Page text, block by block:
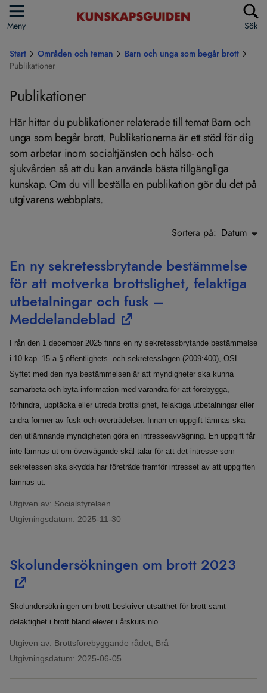
Meny Sök
Start Områden och teman
Barn och unga som begår brott
Publikationer
Publikationer
Här hittar du publikationer relaterade till temat Barn och
unga som begår brott. Publikationerna är ett stöd för dig
som arbetar inom socialtjänsten och hälso- och
sjukvården så att du kan använda bästa tillgängliga
kunskap. Om du vill beställa en publikation gör du det på
utgivarens webbplats.
Sortera på: Datum
En ny sekretessbrytande bestämmelse
för att motverka brottslighet, felaktiga
utbetalningar och fusk –
Meddelandeblad
Från den 1 december 2025 finns en ny sekretessbrytande bestämmelse
i 10 kap. 15 a § offentlighets- och sekretesslagen (2009:400), OSL.
Syftet med den nya bestämmelsen är att myndigheter ska kunna
samarbeta och byta information med varandra för att förebygga,
förhindra, upptäcka eller utreda brottslighet, felaktiga utbetalningar eller
andra former av fusk och överträdelser. Innan en uppgift lämnas ska
den utlämnande myndigheten göra en intresseavvägning. En uppgift får
inte lämnas ut om övervägande skäl talar för att det intresse som
sekretessen ska skydda har företräde framför intresset av att uppgiften
lämnas ut.
Utgiven av: Socialstyrelsen
Utgivningsdatum: 2025-11-30
Skolundersökningen om brott 2023
Skolundersökningen om brott beskriver utsatthet för brott samt
delaktighet i brott bland elever i årskurs nio.
Utgiven av: Brottsförebyggande rådet, Brå
Utgivningsdatum: 2025-06-05